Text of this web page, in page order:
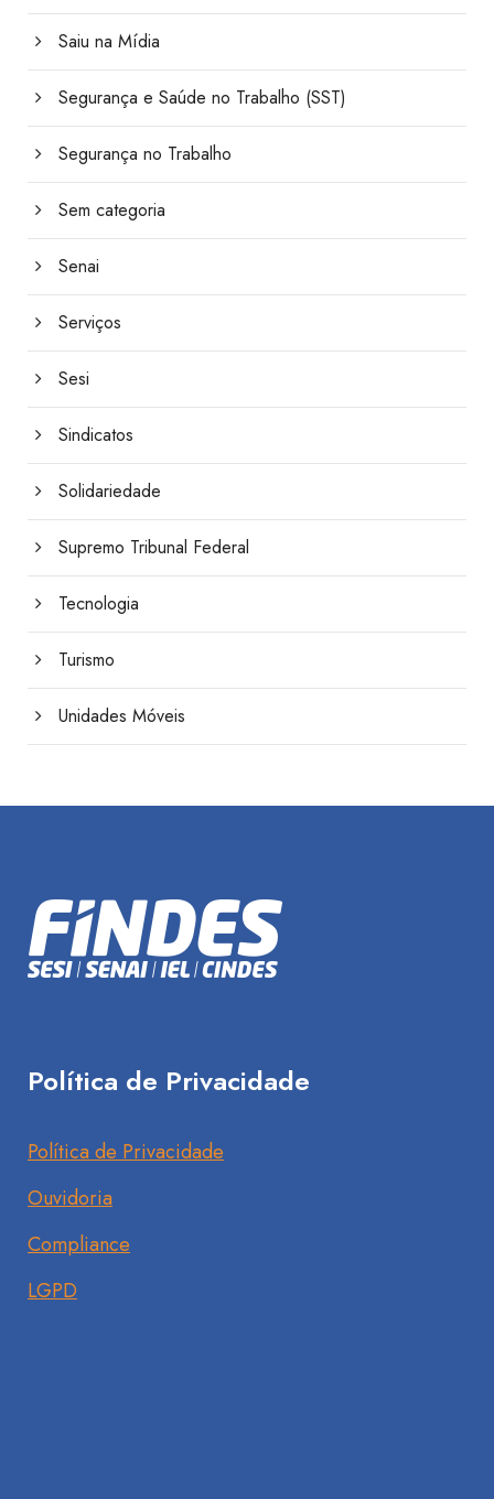
Saiu na Mídia
Segurança e Saúde no Trabalho (SST)
Segurança no Trabalho
Sem categoria
Senai
Serviços
Sesi
Sindicatos
Solidariedade
Supremo Tribunal Federal
Tecnologia
Turismo
Unidades Móveis
Política de Privacidade
Política de Privacidade
Ouvidoria
Compliance
LGPD